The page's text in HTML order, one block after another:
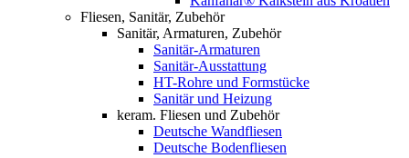
Fliesen, Sanitär, Zubehör
Sanitär, Armaturen, Zubehör
Sanitär-Armaturen
Sanitär-Ausstattung
HT-Rohre und Formstücke
Sanitär und Heizung
keram. Fliesen und Zubehör
Deutsche Wandfliesen
Deutsche Bodenfliesen